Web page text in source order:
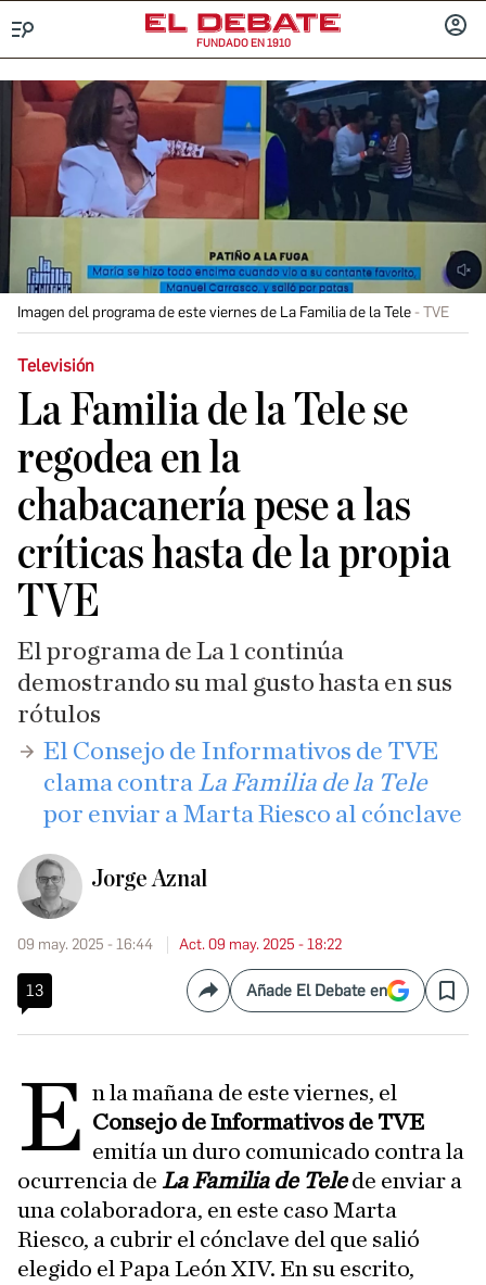
FUNDADO EN 1910
Imagen del programa de este viernes de La Familia de la Tele TVE
Televisión
La Familia de la Tele se
regodea en la
chabacanería pese a las
críticas hasta de la propia
TVE
El programa de La 1 continúa
demostrando su mal gusto hasta en sus
rótulos
​El Consejo de Informativos de TVE
clama contra La Familia de la Tele
por enviar a Marta Riesco al cónclave
Jorge Aznal
09 may. 2025 - 16:44 Act. 09 may. 2025 - 18:22
13 CompartirAñade El Debate en Save
E n la mañana de este viernes, el
Consejo de Informativos de TVE
emitía un duro comunicado contra la
ocurrencia de La Familia de Telede enviar a
una colaboradora, en este caso Marta
Riesco, a cubrir el cónclave del que salió
elegido el Papa León XIV. En su escrito,